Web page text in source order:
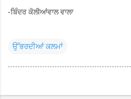
-ਬਿੰਦਰ ਕੋਲੀਆਂਵਾਲ ਵਾਲਾ
ਉੱਭਰਦੀਆਂ ਕਲਮਾਂ